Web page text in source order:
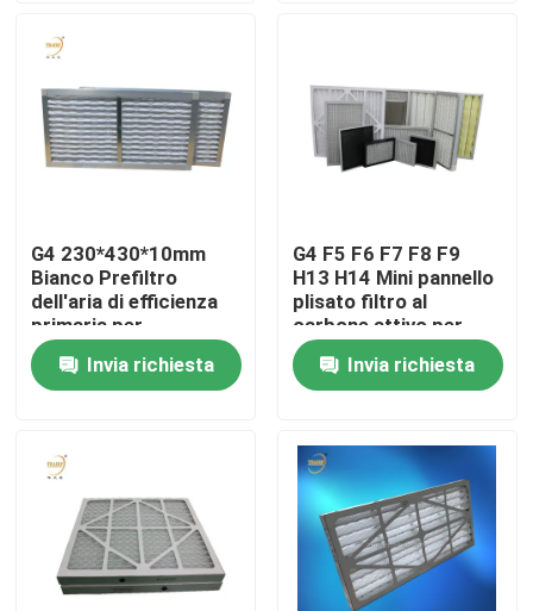
Circa noi
Controllo di qualità
Richieda una citazione
Filtro profondo dalla piega HEPA
Pre filtro dell'aria
Unità di FFU
G4 230*430*10mm
Bianco Prefiltro
dell'aria di efficienza
primaria per
condizionatore d'aria
Invia richiesta
G4 F5 F6 F7 F8 F9
H13 H14 Mini pannello
plisato filtro al
carbone attivo per
aria condizionata
domesticaInvia richiesta